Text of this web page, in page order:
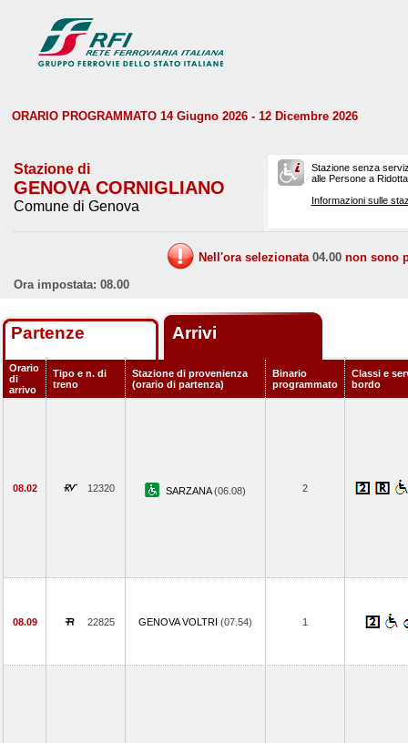
ORARIO PROGRAMMATO 14 Giugno 2026 - 12 Dicembre 2026
Stazione di
GENOVA CORNIGLIANO
Comune di Genova
Stazione senza
alle Persone a
Informazioni sulle
Nell'ora selezionata 04.00 non sono
Ora impostata: 08.00
Partenze Arrivi
Orario
di
arrivo
Tipo e n. di
treno
Stazione di provenienza
(orario di partenza)
Binario
programmato
Classi e
bordo
08.02 12320 SARZANA(06.08) 2
08.09 22825 GENOVA VOLTRI (07.54) 1